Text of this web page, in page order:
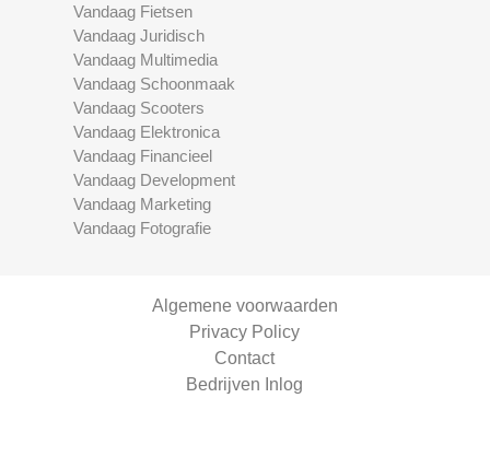
Vandaag Fietsen
Vandaag Juridisch
Vandaag Multimedia
Vandaag Schoonmaak
Vandaag Scooters
Vandaag Elektronica
Vandaag Financieel
Vandaag Development
Vandaag Marketing
Vandaag Fotografie
Algemene voorwaarden
Privacy Policy
Contact
Bedrijven Inlog